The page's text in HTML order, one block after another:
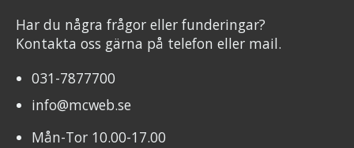
Har du några frågor eller funderingar?
Kontakta oss gärna på telefon eller mail.
031-7877700
info@mcweb.se
Mån-Tor 10.00-17.00